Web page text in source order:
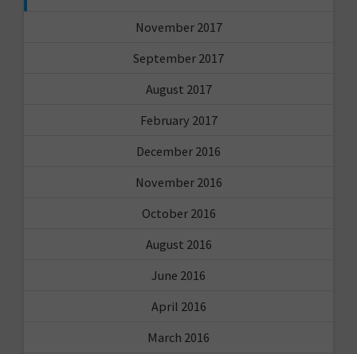
November 2017
September 2017
August 2017
February 2017
December 2016
November 2016
October 2016
August 2016
June 2016
April 2016
March 2016